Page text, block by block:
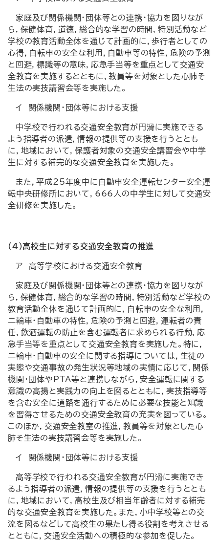
家庭及び関係機関・団体等との連携・協力を図りなが
ら，保健体育，道徳，総合的な学習の時間，特別活動など
学校の教育活動全体を通じて計画的に，歩行者としての
心得，自転車の安全な利用，自動車等の特性，危険の予測
と回避，標識等の意味，応急手当等を重点として交通安
全教育を実施するとともに，教員等を対象とした心肺そ
生法の実技講習会等を実施した。
イ 関係機関・団体等における支援
中学校で行われる交通安全教育が円滑に実施できる
よう指導者の派遣，情報の提供等の支援を行うととも
に，地域において，保護者対象の交通安全講習会や中学
生に対する補完的な交通安全教育を実施した。
また，平成25年度中に自動車安全運転センター安全運
転中央研修所において，666人の中学生に対して交通安
全研修を実施した。
（4）高校生に対する交通安全教育の推進
ア 高等学校における交通安全教育
家庭及び関係機関・団体等との連携・協力を図りなが
ら，保健体育，総合的な学習の時間，特別活動など学校の
教育活動全体を通じて計画的に，自転車の安全な利用，
二輪車・自動車の特性，危険の予測と回避，運転者の責
任，飲酒運転の防止を含む運転者に求められる行動，応
急手当等を重点として交通安全教育を実施した。特に，
二輪車・自動車の安全に関する指導については，生徒の
実態や交通事故の発生状況等地域の実情に応じて，関係
機関・団体やPTA等と連携しながら，安全運転に関する
意識の高揚と実践力の向上を図るとともに，実技指導等
を含む安全に道路を通行するために必要な技能と知識
を習得させるための交通安全教育の充実を図っている。
このほか，交通安全教室の推進，教員等を対象とした心
肺そ生法の実技講習会等を実施した。
イ 関係機関・団体等における支援
高等学校で行われる交通安全教育が円滑に実施でき
るよう指導者の派遣，情報の提供等の支援を行うととも
に，地域において，高校生及び相当年齢者に対する補完
的な交通安全教育を実施した。また，小中学校等との交
流を図るなどして高校生の果たし得る役割を考えさせる
とともに，交通安全活動への積極的な参加を促した。